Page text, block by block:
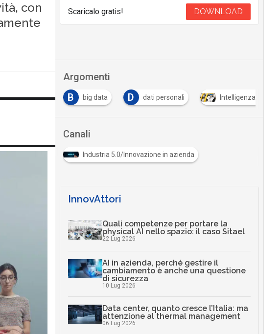
con
Scaricalo gratis! DOWNLOAD
Argomenti
B
big data D dati personali Intelligenza
Canali
Industria 5.0/Innovazione in azienda
InnovAttori
Quali competenze per portare la
physical AI nello spazio: il caso Sitael
22 Lug 2026
AI in azienda, perché gestire il
cambiamento è anche una questione
di sicurezza
10 Lug 2026
Data center, quanto cresce l’Italia: ma
attenzione al thermal management
06 Lug 2026